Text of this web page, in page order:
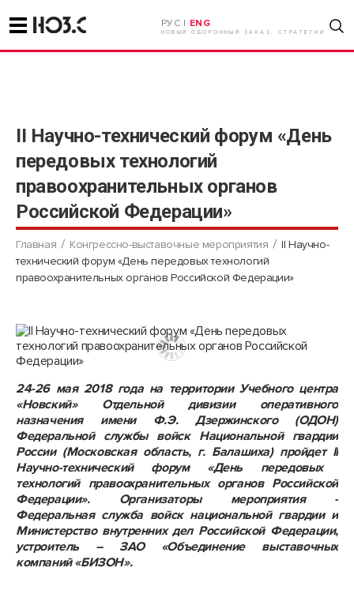
РУС | ENG
НОВЫЙ ОБОРОННЫЙ ЗАКАЗ. СТРАТЕГИИ
II Научно-технический форум «День
передовых технологий
правоохранительных органов
Российской Федерации»
Главная Конгрессно-выставочные мероприятия
II Научно-
технический форум «День передовых технологий
правоохранительных органов Российской Федерации»
24-26 мая 2018 года на территории Учебного центра
«Новский» Отдельной дивизии оперативного
назначения имени Ф.Э. Дзержинского (ОДОН)
Федеральной службы войск Национальной гвардии
России (Московская область, г. Балашиха) пройдет II
Научно-технический форум «День передовых
технологий правоохранительных органов Российской
Федерации». Организаторы мероприятия -
Федеральная служба войск национальной гвардии и
Министерство внутренних дел Российской Федерации,
устроитель – ЗАО «Объединение выставочных
компаний «БИЗОН».